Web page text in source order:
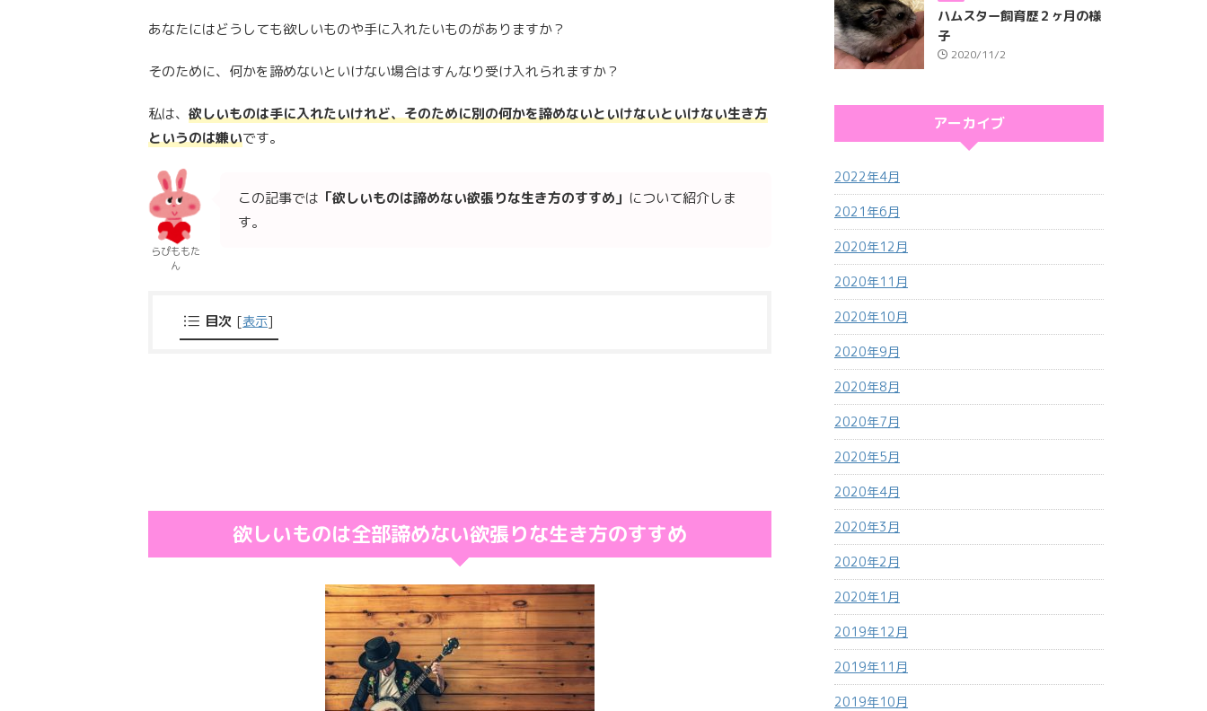
あなたにはどうしても欲しいものや手に入れたいものがありますか？
そのために、何かを諦めないといけない場合はすんなり受け入れられますか？
私は、 欲しいものは手に入れたいけれど、そのために別の何かを諦めないといけないといけない生き方
というのは嫌いです。
らぴももた
ん
この記事では 「欲しいものは諦めない欲張りな生き方のすすめ」 について紹介しま
す。
目次 [表示]
欲しいものは全部諦めない欲張りな生き方のすすめ
ハムスター飼育歴２ヶ月の様
子
2020/11/2
アーカイブ
2022年4月
2021年6月
2020年12月
2020年11月
2020年10月
2020年9月
2020年8月
2020年7月
2020年5月
2020年4月
2020年3月
2020年2月
2020年1月
2019年12月
2019年11月
2019年10月